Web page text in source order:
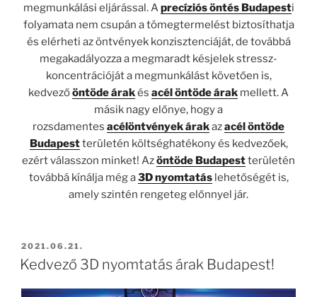
megmunkálási eljárással. Aprecíziós öntés Budapesti
folyamata nem csupán a tömegtermelést biztosíthatja
és elérheti az öntvények konzisztenciáját, de továbbá
megakadályozza a megmaradt késjelek stressz-
koncentrációját a megmunkálást követően is,
kedvezőöntöde árakés acél öntöde árak mellett. A
másik nagy előnye, hogy a
rozsdamentes acélöntvények árakazacél öntöde
Budapestterületén költséghatékony és kedvezőek,
ezért válasszon minket! Azöntöde Budapestterületén
továbbá kínálja még a3D nyomtatáslehetőségét is,
amely szintén rengeteg előnnyel jár.
BEKÜLDVE:
2021.06.21.
Kedvező 3D nyomtatás árak Budapest!